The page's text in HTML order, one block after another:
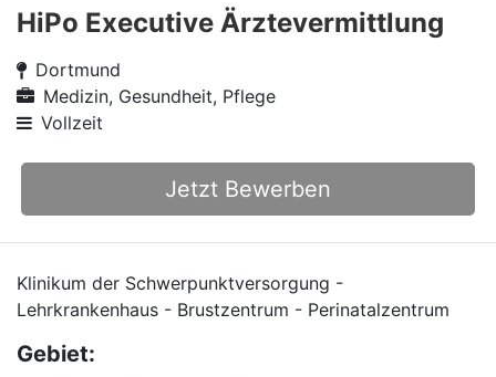
HiPo Executive Ärztevermittlung
Dortmund
Medizin, Gesundheit, Pflege
Vollzeit
Jetzt Bewerben
Klinikum der Schwerpunktversorgung -
Lehrkrankenhaus - Brustzentrum - Perinatalzentrum
Gebiet: